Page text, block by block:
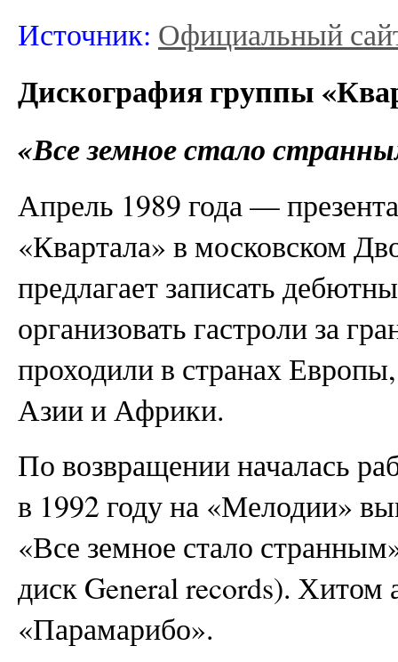
Источник: Официальный
Дискография группы
«Все земное стало
Апрель 1989 года —
«Квартала» в московском
предлагает записать
организовать гастроли за
проходили в странах
Азии и Африки.
По возвращении началась
в 1992 году на «Мелодии»
«Все земное стало
диск General records). Хитом
«Парамарибо».